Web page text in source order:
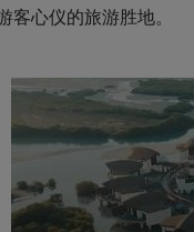
客心仪的旅游胜地。